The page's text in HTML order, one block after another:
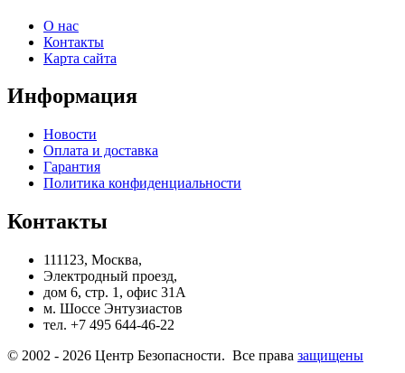
О нас
Контакты
Карта сайта
Информация
Новости
Оплата и доставка
Гарантия
Политика конфиденциальности
Контакты
111123, Москва,
Электродный проезд,
дом 6, стр. 1, офис 31А
м. Шоссе Энтузиастов
тел. +7 495 644-46-22
© 2002 - 2026 Центр Безопасности. Все права защищены